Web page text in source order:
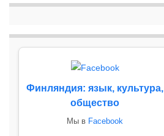
Финляндия: язык, культура,
общество
Мы в Facebook